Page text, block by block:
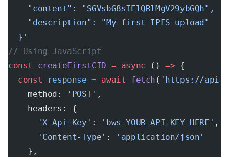
    "content": "SGVsbG8sIElQRlMgV29ybGQh",
    "description": "My first IPFS upload"
  }'
// Using JavaScript
const
createFirstCID = async () => {
  const
response = await fetch ( 'https://
    method:
'POST' ,
    headers: {
      'X-Api-Key'
: 'bws_YOUR_API_KEY_HERE' ,
      'Content-Type'
:
'application/json'
    },